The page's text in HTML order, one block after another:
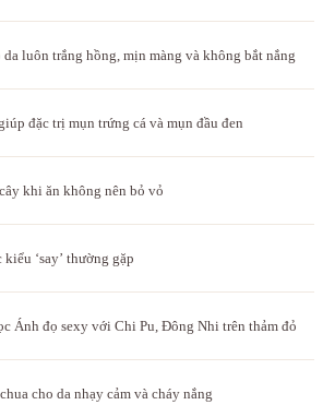
da luôn trắng hồng, mịn màng và không bắt nắng
đặc trị mụn trứng cá và mụn đầu đen
khi ăn không nên bỏ vỏ
‘say’ thường gặp
Ánh đọ sexy với Chi Pu, Đông Nhi trên thảm đỏ
cho da nhạy cảm và cháy nắng